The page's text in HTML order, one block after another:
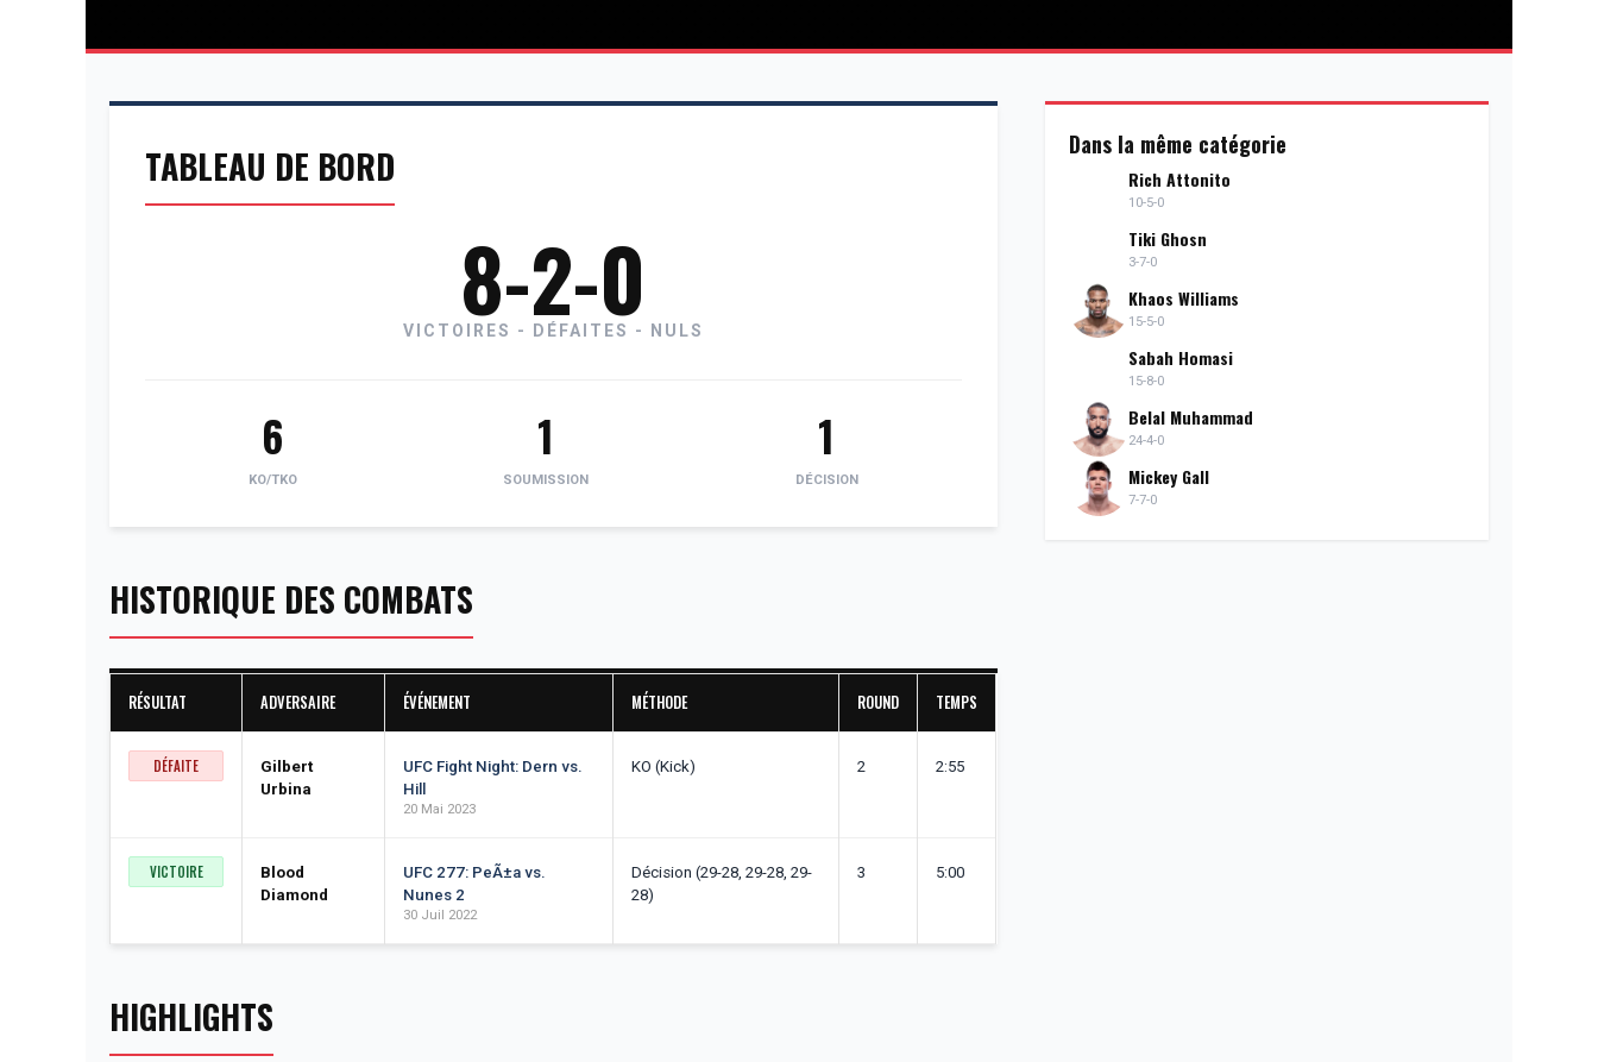
TABLEAU DE BORD
8-2-0
VICTOIRES - DÉFAITES - NULS
6
KO/TKO
1
SOUMISSION
1
DÉCISION
HISTORIQUE DES COMBATS
RÉSULTAT ADVERSAIRE ÉVÉNEMENT MÉTHODE ROUND TEMPS
DÉFAITE
Gilbert
Urbina
UFC Fight Night: Dern vs.
Hill
20 Mai 2023
KO (Kick) 2 2:55
VICTOIRE
Blood
Diamond
UFC 277: PeÃ±a vs.
Nunes 2
30 Juil 2022
Décision (29-28, 29-28, 29-
28)
3 5:00
HIGHLIGHTS
Dans la même catégorie
Rich Attonito
10-5-0
Tiki Ghosn
3-7-0
Khaos Williams
15-5-0
Sabah Homasi
15-8-0
Belal Muhammad
24-4-0
Mickey Gall
7-7-0